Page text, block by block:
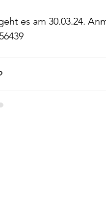
es am 30.03.24.